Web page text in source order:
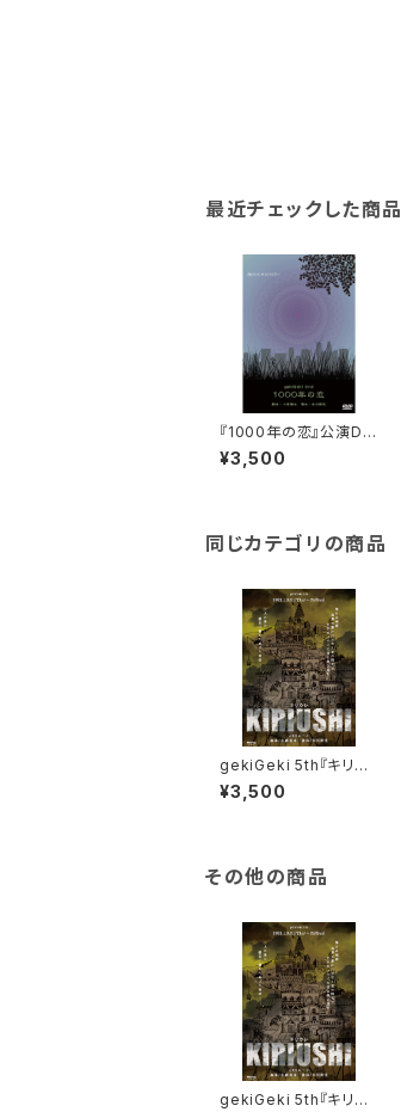
最近チェックした商品
『1000年の恋』公演DV
D
¥3,500
同じカテゴリの商品
gekiGeki 5th『キリウ
シ』Blu-ray
¥3,500
その他の商品
gekiGeki 5th『キリウ